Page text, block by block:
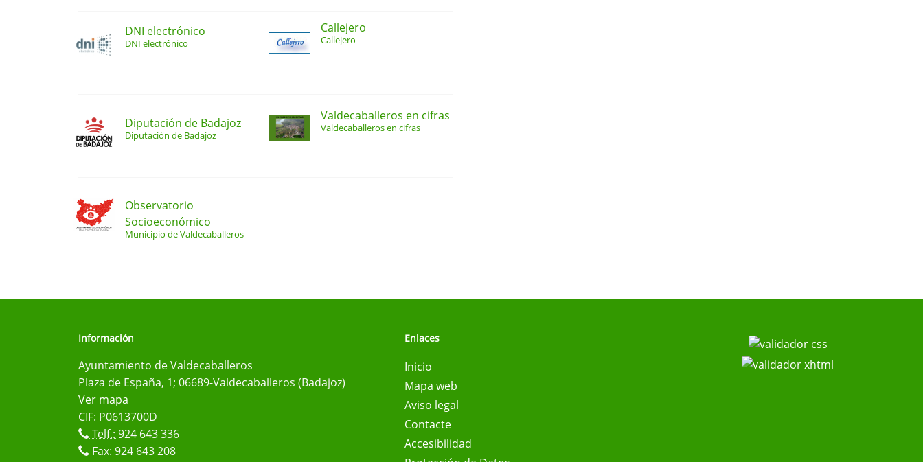
DNI electrónico
DNI electrónico
Callejero
Callejero
Diputación de Badajoz
Diputación de Badajoz
Valdecaballeros en cifras
Valdecaballeros en cifras
Observatorio
Socioeconómico
Municipio de Valdecaballeros
Información
Ayuntamiento de Valdecaballeros
Plaza de España, 1; 06689-Valdecaballeros (Badajoz)
Ver mapa
CIF: P0613700D
Telf.:924 643 336
Fax: 924 643 208
Enlaces
Inicio
Mapa web
Aviso legal
Contacte
Accesibilidad